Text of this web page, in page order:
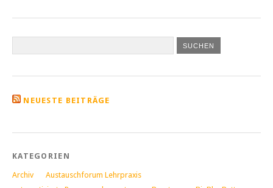
NEUESTE BEITRÄGE
KATEGORIEN
Archiv
Austauschforum Lehrpraxis